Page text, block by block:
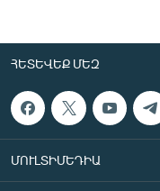
ՀԵՏԵՎԵՔ ՄԵԶ
ՄՈՒԼՏԻՄԵԴԻԱ